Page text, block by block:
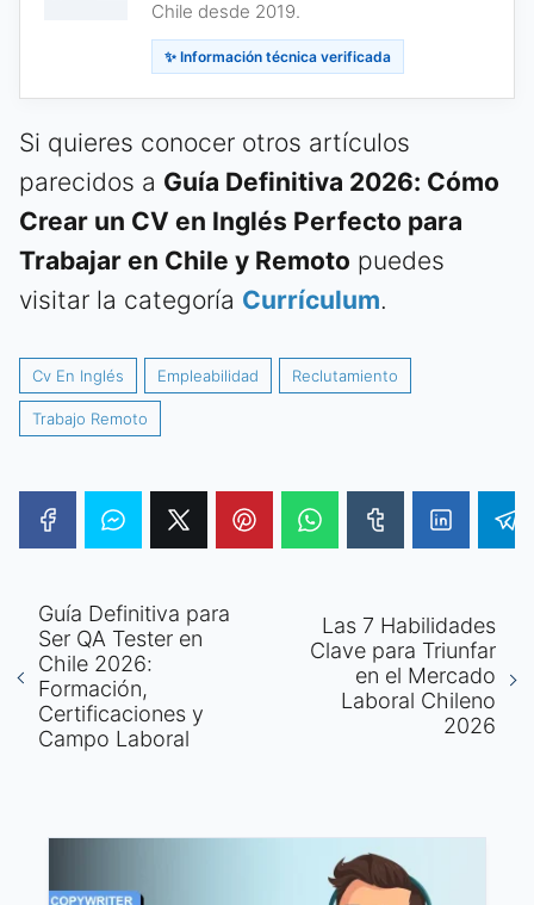
Chile desde 2019.
✨ Información técnica verificada
Si quieres conocer otros artículos
parecidos a Guía Definitiva 2026: Cómo
Crear un CV en Inglés Perfecto para
Trabajar en Chile y Remoto puedes
visitar la categoría Currículum.
Cv En Inglés Empleabilidad Reclutamiento
Trabajo Remoto
Guía Definitiva para
Ser QA Tester en
Chile 2026:
Formación,
Certificaciones y
Campo Laboral
Las 7 Habilidades
Clave para Triunfar
en el Mercado
Laboral Chileno
2026